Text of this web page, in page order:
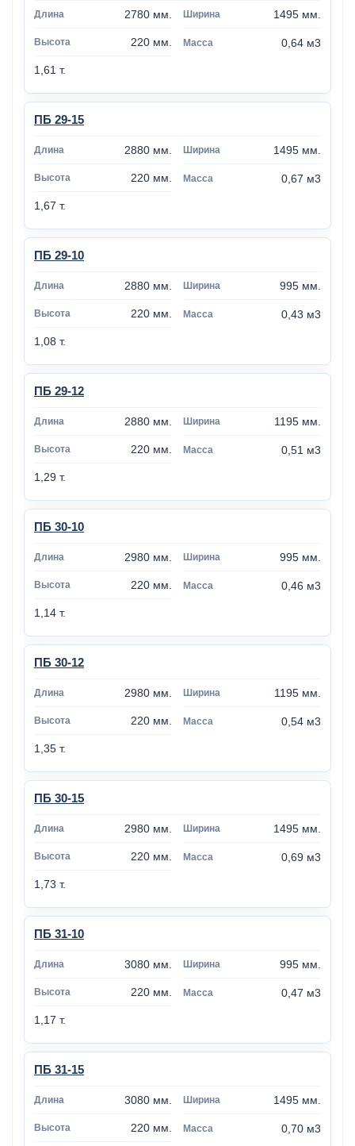
2780 мм. 1495 мм.
220 мм. 0,64 м3
1,61 т.
ПБ 29-15
2880 мм. 1495 мм.
220 мм. 0,67 м3
1,67 т.
ПБ 29-10
2880 мм. 995 мм.
220 мм. 0,43 м3
1,08 т.
ПБ 29-12
2880 мм. 1195 мм.
220 мм. 0,51 м3
1,29 т.
ПБ 30-10
2980 мм. 995 мм.
220 мм. 0,46 м3
1,14 т.
ПБ 30-12
2980 мм. 1195 мм.
220 мм. 0,54 м3
1,35 т.
ПБ 30-15
2980 мм. 1495 мм.
220 мм. 0,69 м3
1,73 т.
ПБ 31-10
3080 мм. 995 мм.
220 мм. 0,47 м3
1,17 т.
ПБ 31-15
3080 мм. 1495 мм.
220 мм. 0,70 м3